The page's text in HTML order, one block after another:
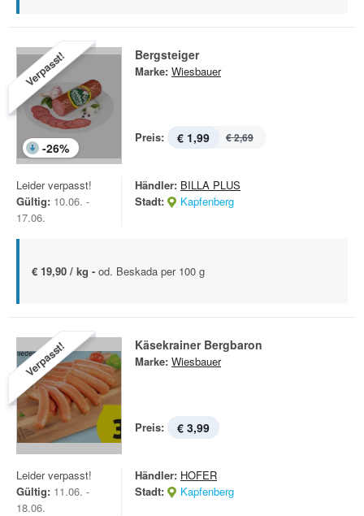
Verpasst!
-26%
Bergsteiger
Marke: Wiesbauer
Preis: € 1,99 € 2,69
Leider verpasst!
Gültig: 10.06. -
17.06.
Händler: BILLA PLUS
Stadt:
Kapfenberg
€ 19,90 / kg - od. Beskada per 100 g
Verpasst! Käsekrainer Bergbaron
Marke: Wiesbauer
Preis: € 3,99
Leider verpasst!
Gültig: 11.06. -
18.06.
Händler: HOFER
Stadt:
Kapfenberg